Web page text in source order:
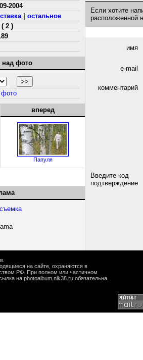
2004
| остальное
( 2 )
над фото
фото
вперед
Папуля
Если хотите
расположенной
имя
e-mail
комментарий
Введите код
подтверждение
на сайте, охраняются в
РФ. При полном или частичном
на photoalbum.nik38.ru обязательна.